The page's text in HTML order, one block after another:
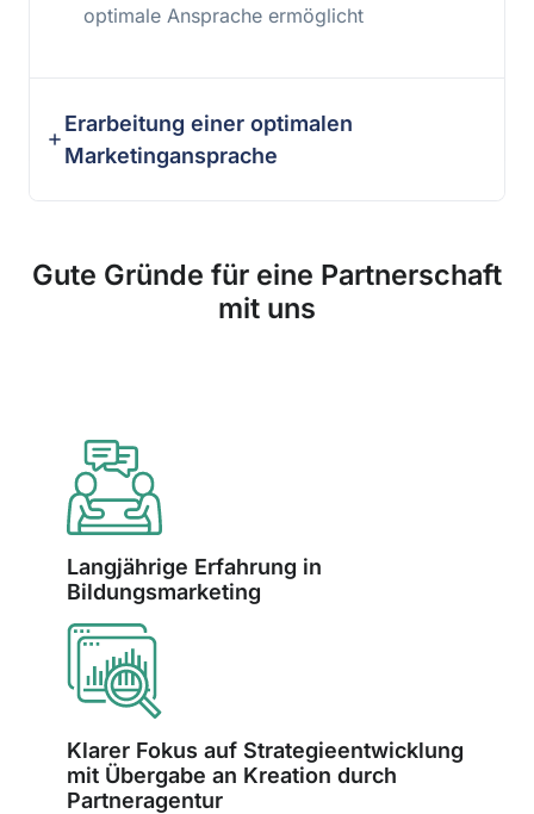
optimale Ansprache ermöglicht
Erarbeitung einer optimalen
Marketingansprache
Gute Gründe für eine Partnerschaft
mit uns
Langjährige Erfahrung in
Bildungsmarketing
Klarer Fokus auf Strategieentwicklung
mit Übergabe an Kreation durch
Partneragentur